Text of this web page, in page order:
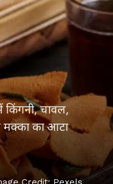
चावल,
मक्का का आटा